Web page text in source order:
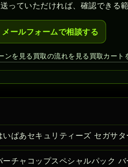
っていただければ、確認できる
メールフォームで相談する
ンを見る買取の流れを見る買取カート
いぱあセキュリティーズ セガサタ
ーチャコップスペシャルパック